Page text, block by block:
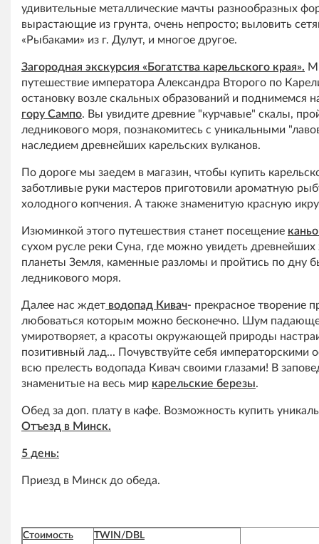
удивительные металлические мачты разнообразных
вырастающие из грунта, очень непросто; выловить
«Рыбаками» из г. Дулут, и многое другое.
Загородная экскурсия «Богатства карельского края».
путешествие императора Александра Второго по
остановку возле скальных образований и поднимемся
гору Сампо. Вы увидите древние "курчавые" скалы,
ледникового моря, познакомитесь с уникальными
наследием древнейших карельских вулканов.
По дороге мы заедем в магазин, чтобы купить
заботливые руки мастеров приготовили ароматную
холодного копчения. А также знаменитую красную
Изюминкой этого путешествия станет посещение
сухом русле реки Суна, где можно увидеть
планеты Земля, каменные разломы и пройтись по дну
ледникового моря.
Далее нас ждет водопад Кивач- прекрасное творение
любоваться которым можно бесконечно. Шум
умиротворяет, а красоты окружающей природы
позитивный лад... Почувствуйте себя императорскими
всю прелесть водопада Кивач своими глазами! В
знаменитые на весь мир карельские березы.
Обед за доп. плату в кафе. Возможность купить
Отъезд в Минск.
5 день:
Приезд в Минск до обеда.
Стоимость
TWIN/DBL